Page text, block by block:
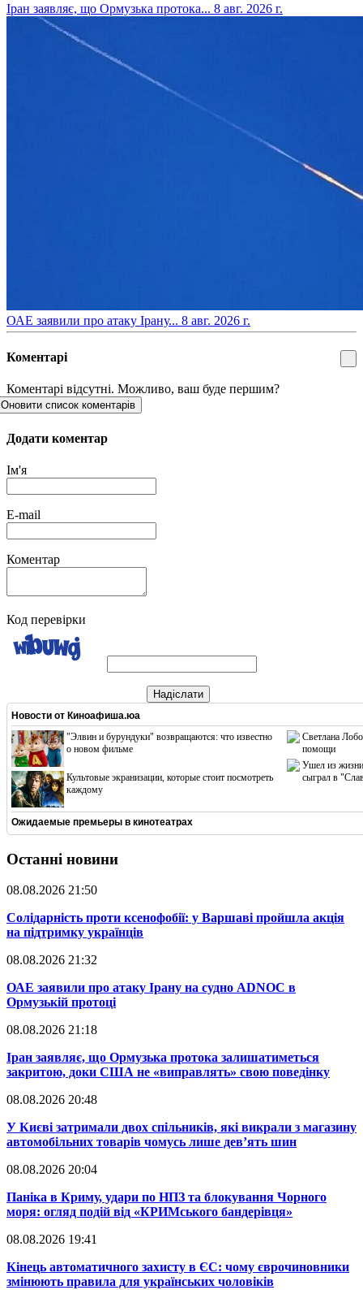
​Іран заявляє, що Ормузька протока... 8 авг. 2026 г.
​ОАЕ заявили про атаку Ірану... 8 авг. 2026 г.
Коментарі
Коментарі відсутні. Можливо, ваш буде першим?
Оновити список коментарів
Додати коментар
Ім'я
E-mail
Коментар
Код перевірки
Надіслати
Новости от Киноафиша.юа
"Элвин и бурундуки" возвращаются: что известно
о новом фильме
Культовые экранизации, которые стоит посмотреть
каждому
Светлана
помощи
Ушел из жизни
сыграл в
Ожидаемые премьеры в кинотеатрах
Останні новини
08.08.2026 21:50
​Солідарність проти ксенофобії: у Варшаві пройшла акція
на підтримку українців
08.08.2026 21:32
​ОАЕ заявили про атаку Ірану на судно ADNOC в
Ормузькій протоці
08.08.2026 21:18
​Іран заявляє, що Ормузька протока залишатиметься
закритою, доки США не «виправлять» свою поведінку
08.08.2026 20:48
​У Києві затримали двох спільників, які викрали з магазину
автомобільних товарів чомусь лише дев’ять шин
08.08.2026 20:04
Паніка в Криму, удари по НПЗ та блокування Чорного
моря: огляд подій від «КРИМського бандерівця»
08.08.2026 19:41
​Кінець автоматичного захисту в ЄС: чому єврочиновники
змінюють правила для українських чоловіків